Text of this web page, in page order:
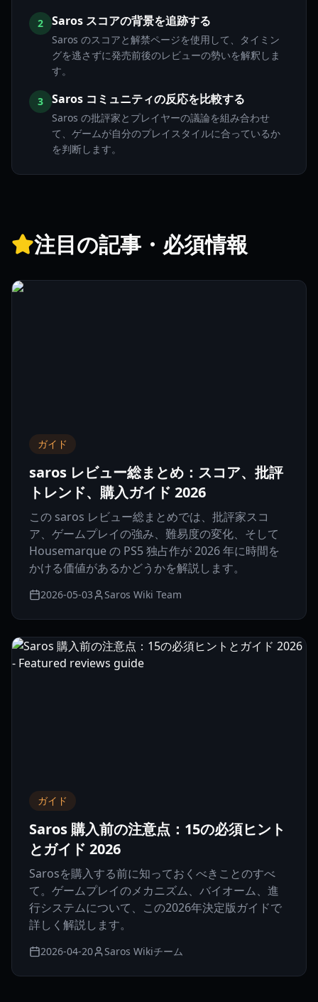
2 Saros スコアの背景を追跡する
Saros のスコアと解禁ページを使用して、タイミン
グを逃さずに発売前後のレビューの勢いを解釈しま
す。
3 Saros コミュニティの反応を比較する
Saros の批評家とプレイヤーの議論を組み合わせ
て、ゲームが自分のプレイスタイルに合っているか
を判断します。
注目の記事・必須情報
ガイド
saros レビュー総まとめ：スコア、批評
トレンド、購入ガイド 2026
この saros レビュー総まとめでは、批評家スコ
ア、ゲームプレイの強み、難易度の変化、そして
Housemarque の PS5 独占作が 2026 年に時間を
かける価値があるかどうかを解説します。
2026-05-03 Saros Wiki Team
ガイド
Saros 購入前の注意点：15の必須ヒント
とガイド 2026
Sarosを購入する前に知っておくべきことのすべ
て。ゲームプレイのメカニズム、バイオーム、進
行システムについて、この2026年決定版ガイドで
詳しく解説します。
2026-04-20 Saros Wikiチーム